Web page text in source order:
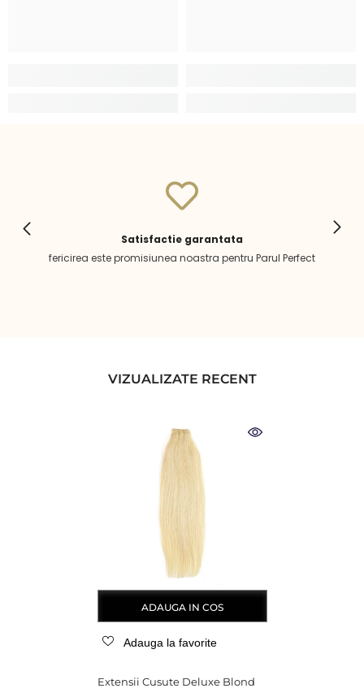
Satisfactie garantata
fericirea este promisiunea noastra pentru Parul Perfect
VIZUALIZATE RECENT
ADAUGA IN COS
Adauga la favorite
Extensii Cusute Deluxe Blond